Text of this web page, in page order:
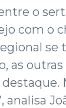
o
com o
se
as
analisa